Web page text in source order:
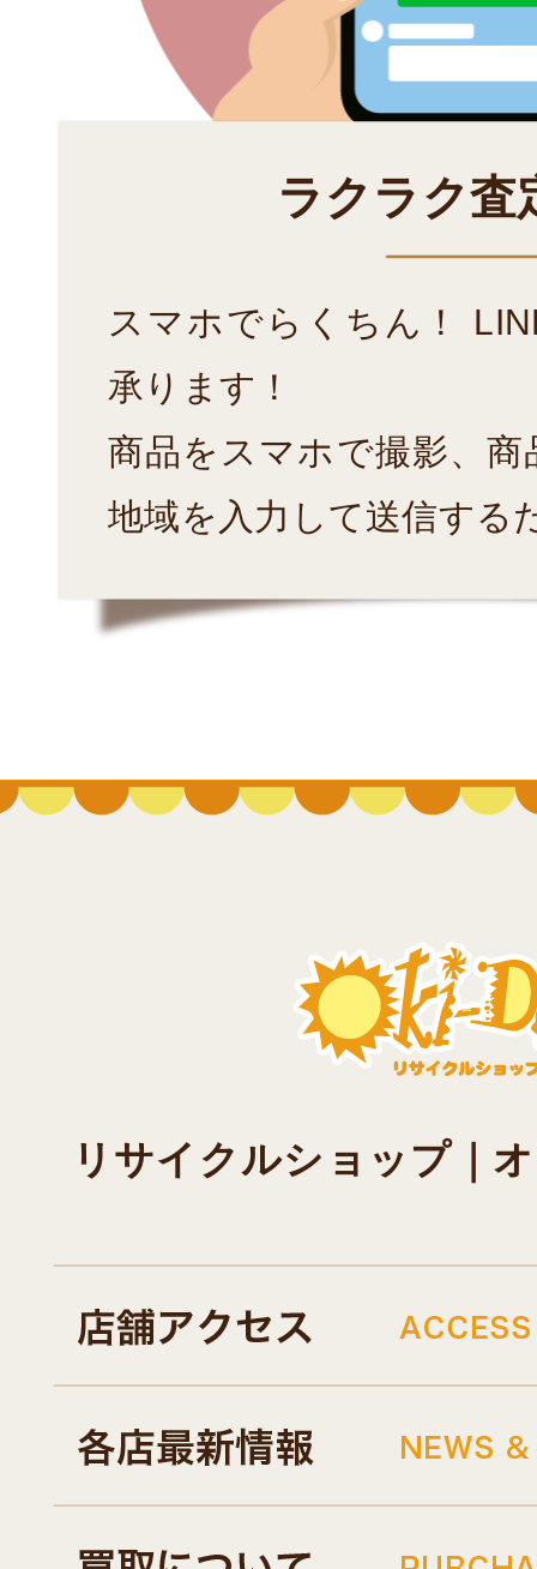
ラクラク査
スマホでらくちん！
承ります！
商品をスマホで撮影、
地域を入力して送信する
リサイクルショップ｜